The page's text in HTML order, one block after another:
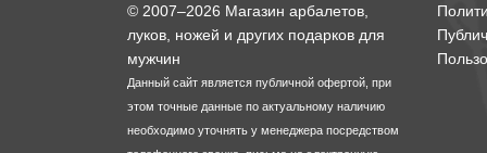
© 2007–2026 Магазин арбалетов,
луков, ножей и других подарков для
мужчин
Данный сайт является публичной офертой, при
этом точные данные по актуальному наличию
необходимо уточнять у менеджера посредством